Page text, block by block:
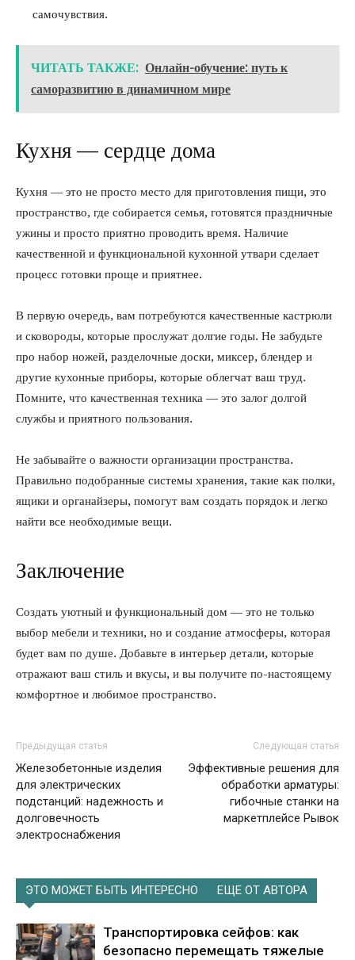
самочувствия.
ЧИТАТЬ ТАКЖЕ: Онлайн-обучение: путь к
саморазвитию в динамичном мире
Кухня — сердце дома
Кухня — это не просто место для приготовления пищи, это
пространство, где собирается семья, готовятся праздничные
ужины и просто приятно проводить время. Наличие
качественной и функциональной кухонной утвари сделает
процесс готовки проще и приятнее.
В первую очередь, вам потребуются качественные кастрюли
и сковороды, которые прослужат долгие годы. Не забудьте
про набор ножей, разделочные доски, миксер, блендер и
другие кухонные приборы, которые облегчат ваш труд.
Помните, что качественная техника — это залог долгой
службы и приятного пользования.
Не забывайте о важности организации пространства.
Правильно подобранные системы хранения, такие как полки,
ящики и органайзеры, помогут вам создать порядок и легко
найти все необходимые вещи.
Заключение
Создать уютный и функциональный дом — это не только
выбор мебели и техники, но и создание атмосферы, которая
будет вам по душе. Добавьте в интерьер детали, которые
отражают ваш стиль и вкусы, и вы получите по-настоящему
комфортное и любимое пространство.
Предыдущая статья
Железобетонные изделия
для электрических
подстанций: надежность и
долговечность
электроснабжения
Следующая статья
Эффективные решения для
обработки арматуры:
гибочные станки на
маркетплейсе Рывок
ЭТО МОЖЕТ БЫТЬ ИНТЕРЕСНО ЕЩЕ ОТ АВТОРА
Транспортировка сейфов: как
безопасно перемещать тяжелые